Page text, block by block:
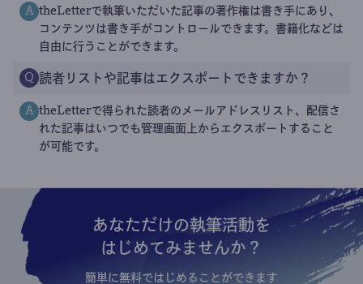
A theLetterで執筆いただいた記事の著作権は書き手にあり、
コンテンツは書き手がコントロールできます。書籍化などは
自由に行うことができます。
Q 読者リストや記事はエクスポートできますか？
A theLetterで得られた読者のメールアドレスリスト、配信さ
れた記事はいつでも管理画面上からエクスポートすること
が可能です。
あなただけの執筆活動を
はじめてみませんか？
簡単に無料ではじめることができます